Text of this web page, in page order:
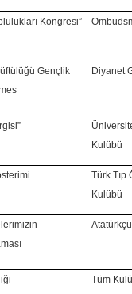
Kongresi”
Gençlik
Diyanet
Kulübü
Türk Tıp
Kulübü
Tüm